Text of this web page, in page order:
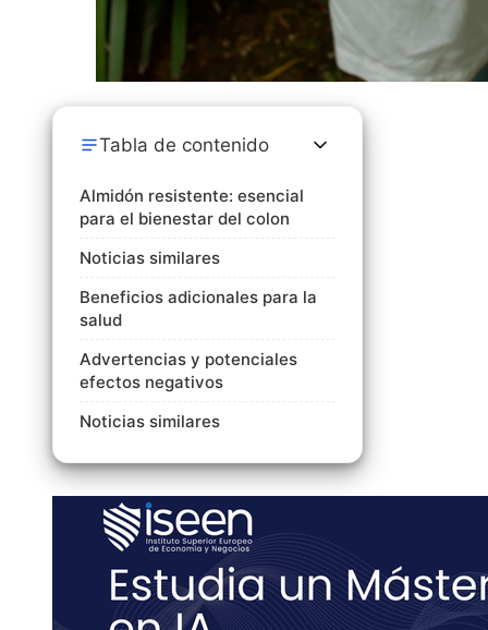
Tabla de contenido
Almidón resistente: esencial
para el bienestar del colon
Noticias similares
Beneficios adicionales para la
salud
Advertencias y potenciales
efectos negativos
Noticias similares